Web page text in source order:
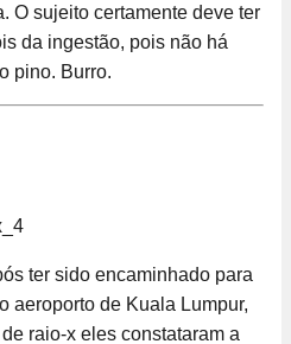
O sujeito certamente deve ter
da ingestão, pois não há
pino. Burro.
ter sido encaminhado para
aeroporto de Kuala Lumpur,
raio-x eles constataram a